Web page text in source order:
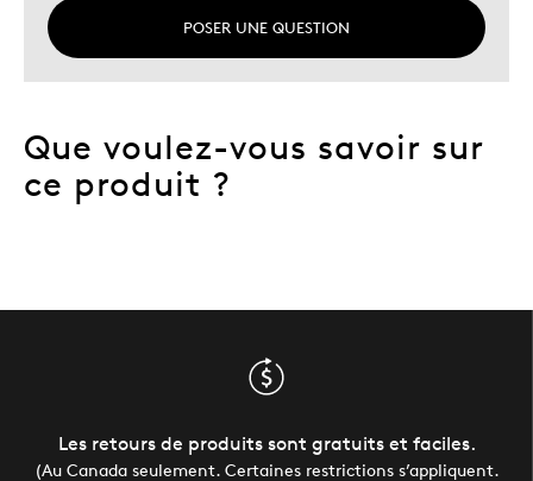
Décrivez-vous
POSER UNE QUESTION
Que voulez-vous savoir sur
ce produit ?
Les retours de produits sont gratuits et faciles.
(Au Canada seulement. Certaines restrictions s’appliquent.